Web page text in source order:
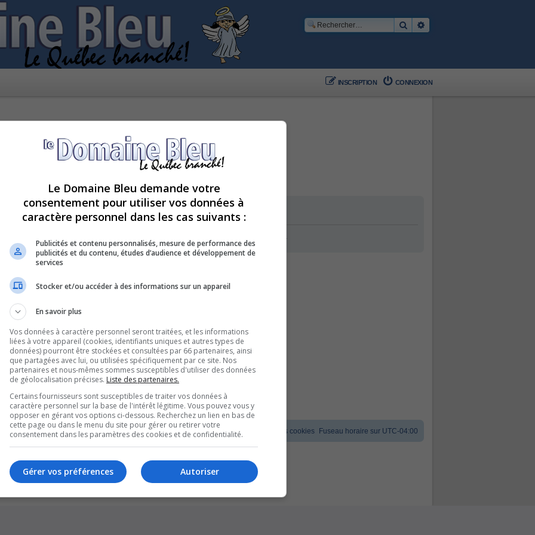
Rechercher
CONNEXION
INSCRIPTION
le moment car le serveur est en surcharge. Veuillez réessayer ultérieurement.
Fuseau horaire sur UTC-04:00
Supprimer les cookies
Style version: 1.1.8
Développé parphpBB
® Forum Software © phpBB Limited
Traduction française officielle©Qiaeru
Le Domaine Bleu demande votre
consentement pour utiliser vos données à
caractère personnel dans les cas suivants :
Publicités et contenu personnalisés, mesure de performance des
publicités et du contenu, études d’audience et développement de
services
Stocker et/ou accéder à des informations sur un appareil
En savoir plus
Vos données à caractère personnel seront traitées, et les informations
liées à votre appareil (cookies, identifiants uniques et autres types de
données) pourront être stockées et consultées par 66 partenaires, ainsi
que partagées avec lui, ou utilisées spécifiquement par ce site. Nos
partenaires et nous-mêmes sommes susceptibles d'utiliser des données
de géolocalisation précises. Liste des partenaires.
Certains fournisseurs sont susceptibles de traiter vos données à
caractère personnel sur la base de l'intérêt légitime. Vous pouvez vous y
opposer en gérant vos options ci-dessous. Recherchez un lien en bas de
cette page ou dans le menu du site pour gérer ou retirer votre
consentement dans les paramètres des cookies et de confidentialité.
Autoriser
Gérer vos préférences